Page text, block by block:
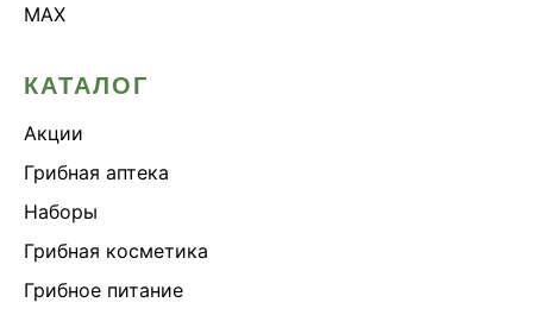
MAX
КАТАЛОГ
Акции
Грибная аптека
Наборы
Грибная косметика
Грибное питание